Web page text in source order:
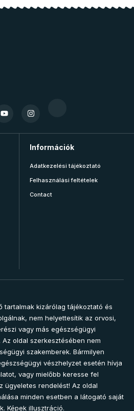
Információk
Adatkezelési tájékoztató
Felhasználási feltételek
Contact
tartalmak kizárólag tájékoztató és
nem helyettesítik az orvosi,
vagy más egészségügyi
oldal szerkesztésében nem
szakemberek. Bármilyen
vészhelyzet esetén hívja
vagy mielőbb keresse fel
ügyeletes rendelést! Az oldal
minden esetben a látogató saját
Képek illusztráció.